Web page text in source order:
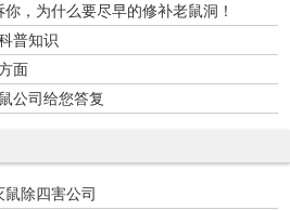
，为什么要尽早的修补老鼠洞！
普知识
面
公司给您答复
除四害公司